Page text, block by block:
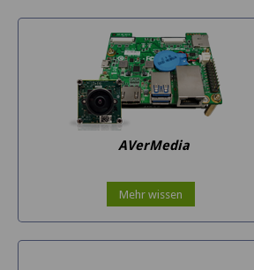
AVerMedia
Mehr wissen